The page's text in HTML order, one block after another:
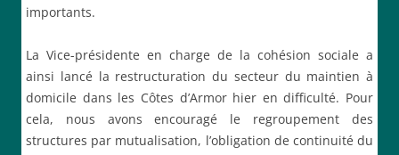
importants.
La Vice-présidente en charge de la cohésion sociale a
ainsi lancé la restructuration du secteur du maintien à
domicile dans les Côtes d’Armor hier en difficulté. Pour
cela, nous avons encouragé le regroupement des
structures par mutualisation, l’obligation de continuité du